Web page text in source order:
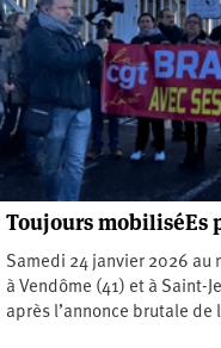
Toujours mobiliséEs
Samedi 24 janvier 2026 au
à Vendôme (41) et à Saint-
après l’annonce brutale